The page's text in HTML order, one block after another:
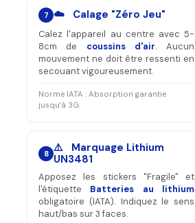
7 ☁️ Calage "Zéro Jeu"
Calez l'appareil au centre avec 5-
8cm de coussins d'air. Aucun
mouvement ne doit être ressenti en
secouant vigoureusement.
Norme IATA : Absorption garantie
jusqu'à 3G.
8 ⚠️ Marquage Lithium
UN3481
Apposez les stickers "Fragile" et
l'étiquette Batteries au lithium
obligatoire (IATA). Indiquez le sens
haut/bas sur 3 faces.